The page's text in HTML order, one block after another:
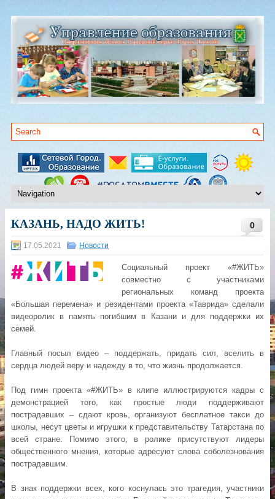
0
КАЗАНЬ, НАДО ЖИТЬ!
17.05.2021 Новости
Социальный проект «#ЖИТЬ»
совместно с участниками
региональных команд проекта
«Большая перемена» и резидентами проекта «Таврида» сделали
видеоролик в память погибшим в Казани и для поддержки их
семей.
Главный посыл видео – поддержать, придать сил, вселить в
сердца людей веру и надежду в то, что жизнь продолжается.
Под гимн проекта «#ЖИТЬ» в клипе иллюстрируются кадры с
демонстрацией того, как простые люди поддерживают
пострадавших – сдают кровь, организуют бесплатное такси до
школы, несут цветы и игрушки к представительству Татарстана по
всей стране. Помимо этого, в ролике присутствуют лидеры
общественного мнения, которые адресуют слова соболезнования
пострадавшим.
В знак поддержки всех, кого коснулась это трагедия, участники